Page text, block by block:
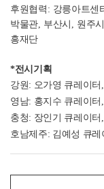
후원협력 : 강릉아트센
박물관, 부산시 원주
흥재단
*전시기획
강원: 오가영 큐레이터
영남: 홍지수 큐레이터,
충청: 장인기 큐레이터,
호남제주: 김예성 큐레